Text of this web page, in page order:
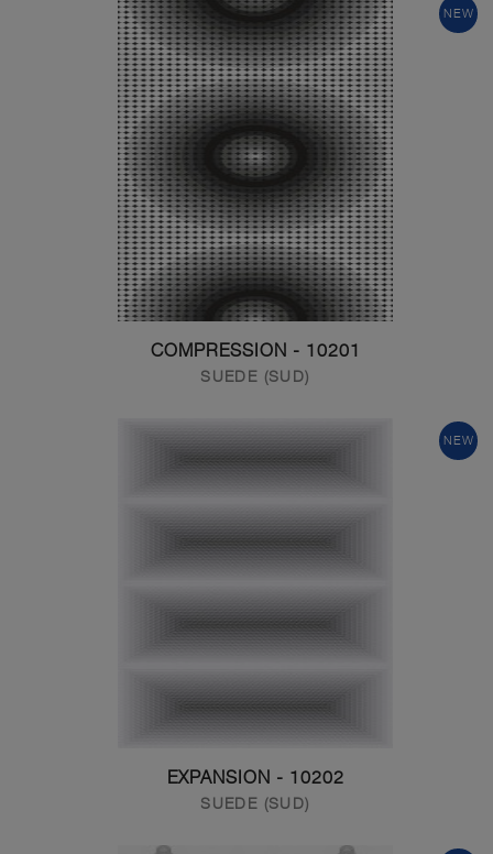
NEW
10201 - COMPRESSION
SUEDE (SUD)
NEW
10202 - EXPANSION
SUEDE (SUD)